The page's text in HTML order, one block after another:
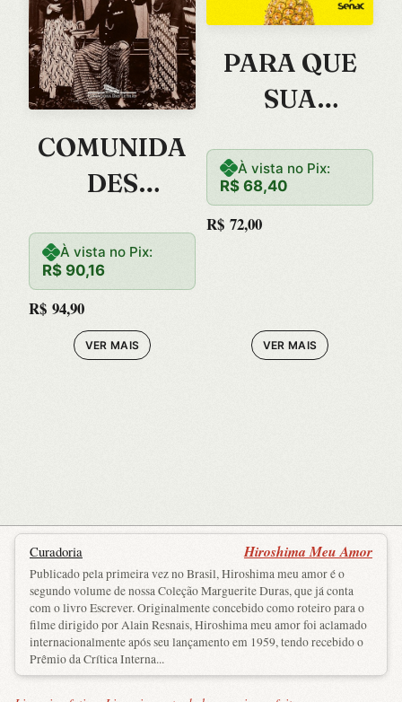
COMUNIDA
DES
S –
REFLEXOES
SOBRE A
ORIGEM E A
À vista no Pix:
R$ 90,16
R$ 94,90
VER MAIS
PARA QUE
SUA
A NAO VIRE
UM
ABACAXI:
ABACAXI!!!
À vista no Pix:
R$ 68,40
R$ 72,00
VER MAIS
Curadoria Hiroshima Meu Amor
Publicado pela primeira vez no Brasil, Hiroshima meu amor é o
segundo volume de nossa Coleção Marguerite Duras, que já conta
com o livro Escrever. Originalmente concebido como roteiro para o
filme dirigido por Alain Resnais, Hiroshima meu amor foi aclamado
internacionalmente após seu lançamento em 1959, tendo recebido o
Prêmio da Crítica Interna...